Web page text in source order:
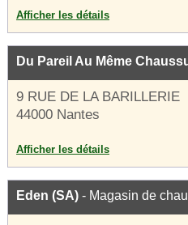
Afficher les détails
Du Pareil Au Même
9 RUE DE LA BARILLERIE
44000 Nantes
Afficher les détails
Eden (SA) - Magasin de